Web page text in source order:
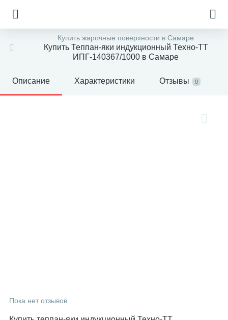
Купить жарочные поверхности в Самаре
Купить Теппан-яки индукционный Техно-ТТ
ИПГ-140367/1000 в Самаре
Описание Характеристики Отзывы 0
Пока нет отзывов